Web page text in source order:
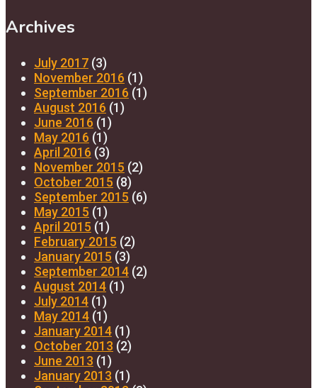
Archives
July 2017 (3)
November 2016 (1)
September 2016 (1)
August 2016 (1)
June 2016 (1)
May 2016 (1)
April 2016 (3)
November 2015 (2)
October 2015 (8)
September 2015 (6)
May 2015 (1)
April 2015 (1)
February 2015 (2)
January 2015 (3)
September 2014 (2)
August 2014 (1)
July 2014 (1)
May 2014 (1)
January 2014 (1)
October 2013 (2)
June 2013 (1)
January 2013 (1)